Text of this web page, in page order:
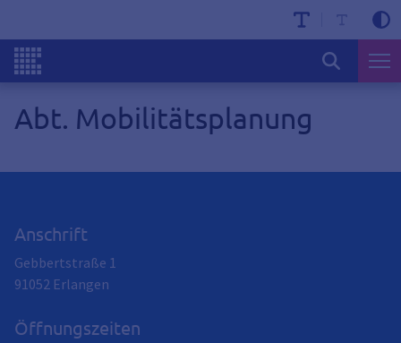
Abt. Mobilitätsplanung
Anschrift
Gebbertstraße 1
91052 Erlangen
Öffnungszeiten